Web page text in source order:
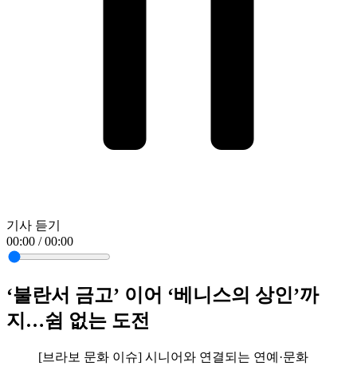
기사 듣기
00:00 / 00:00
‘불란서 금고’ 이어 ‘베니스의 상인’까
지…쉼 없는 도전
[브라보 문화 이슈] 시니어와 연결되는 연예·문화